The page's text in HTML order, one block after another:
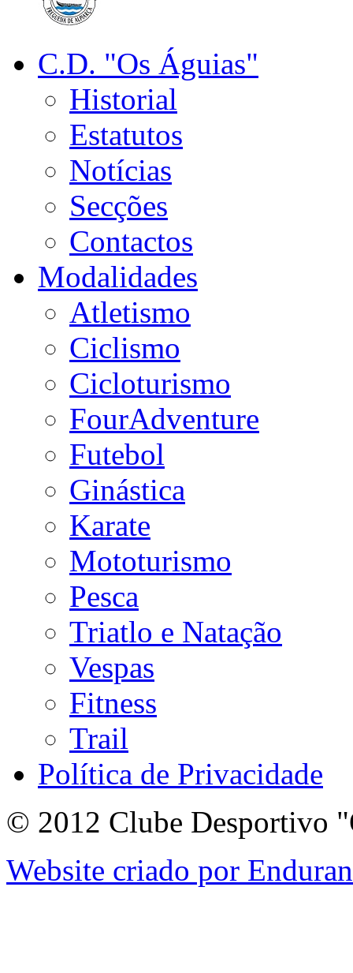
C.D. "Os Águias"
Historial
Estatutos
Notícias
Secções
Contactos
Modalidades
Atletismo
Ciclismo
Cicloturismo
FourAdventure
Futebol
Ginástica
Karate
Mototurismo
Pesca
Triatlo e Natação
Vespas
Fitness
Trail
Política de Privacidade
© 2012 Clube Desportivo
Website criado por